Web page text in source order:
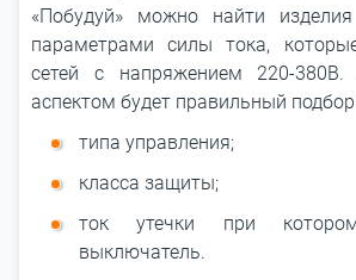
«Побудуй» можно найти
параметрами силы тока,
сетей с напряжением 220-
аспектом будет правильный
типа управления;
класса защиты;
ток утечки при
выключатель.